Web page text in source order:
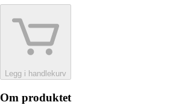
Legg i handlekurv
Om produktet